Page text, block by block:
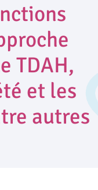
TDAH,
et les
autres